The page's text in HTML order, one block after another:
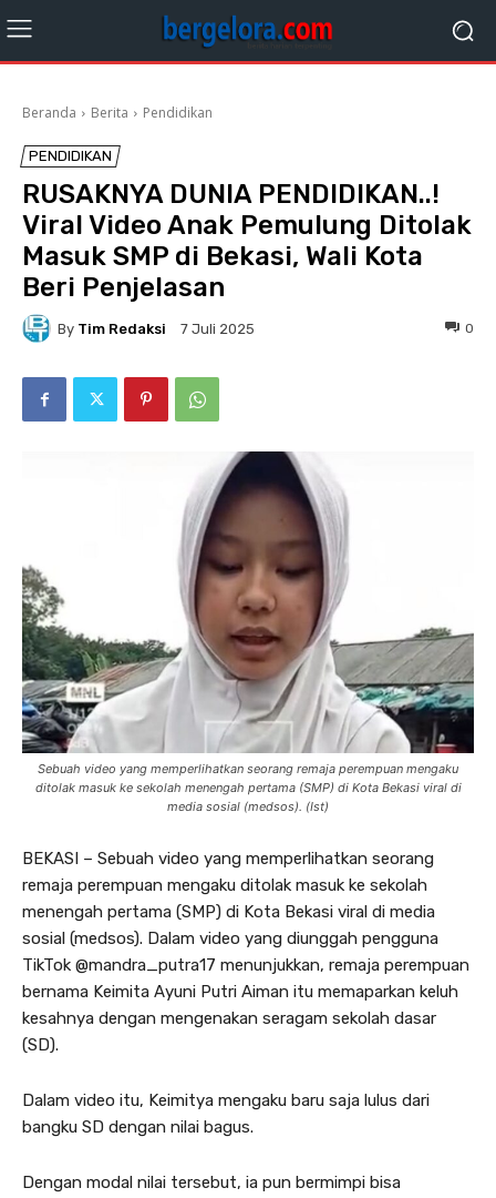
Beranda Berita Pendidikan
PENDIDIKAN
RUSAKNYA DUNIA PENDIDIKAN..!
Viral Video Anak Pemulung Ditolak
Masuk SMP di Bekasi, Wali Kota
Beri Penjelasan
By Tim Redaksi 7 Juli 2025 0
Sebuah video yang memperlihatkan seorang remaja perempuan mengaku
ditolak masuk ke sekolah menengah pertama (SMP) di Kota Bekasi viral di
media sosial (medsos). (Ist)
BEKASI – Sebuah video yang memperlihatkan seorang
remaja perempuan mengaku ditolak masuk ke sekolah
menengah pertama (SMP) di Kota Bekasi viral di media
sosial (medsos). Dalam video yang diunggah pengguna
TikTok @mandra_putra17 menunjukkan, remaja perempuan
bernama Keimita Ayuni Putri Aiman itu memaparkan keluh
kesahnya dengan mengenakan seragam sekolah dasar
(SD).
Dalam video itu, Keimitya mengaku baru saja lulus dari
bangku SD dengan nilai bagus.
Dengan modal nilai tersebut, ia pun bermimpi bisa